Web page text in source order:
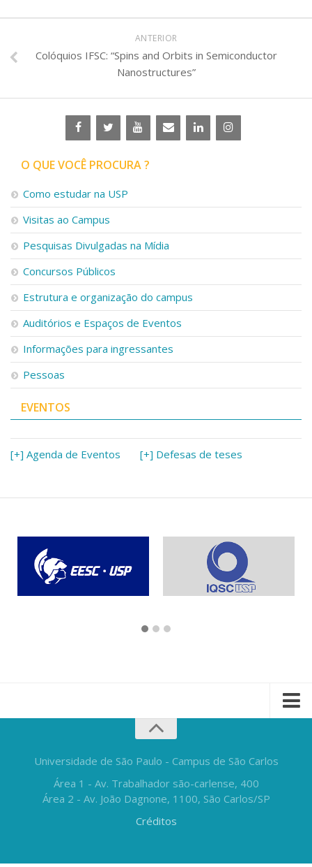
ANTERIOR
Colóquios IFSC: “Spins and Orbits in Semiconductor
Nanostructures”
O QUE VOCÊ PROCURA ?
Como estudar na USP
Visitas ao Campus
Pesquisas Divulgadas na Mídia
Concursos Públicos
Estrutura e organização do campus
Auditórios e Espaços de Eventos
Informações para ingressantes
Pessoas
EVENTOS
[+] Agenda de Eventos [+] Defesas de teses
Universidade de São Paulo - Campus de São Carlos
Área 1 - Av. Trabalhador são-carlense, 400
Área 2 - Av. João Dagnone, 1100, São Carlos/SP
Créditos